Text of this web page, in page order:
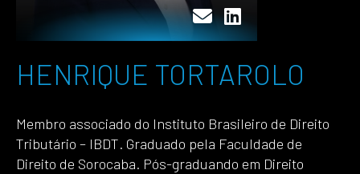
HENRIQUE TORTAROLO
Membro associado do Instituto Brasileiro de Direito
Tributário – IBDT. Graduado pela Faculdade de
Direito de Sorocaba. Pós-graduando em Direito